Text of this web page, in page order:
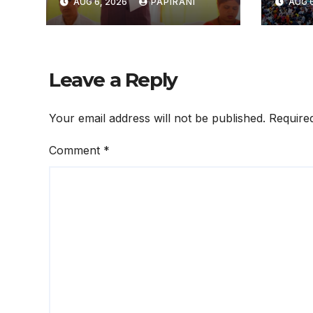
ଗଣଶିକ୍ଷା ମନ୍ତ୍ରୀଙ୍କ
ଖଣ୍ଡନ
in
Leave a Reply
Your email address will not be published.
Comment *